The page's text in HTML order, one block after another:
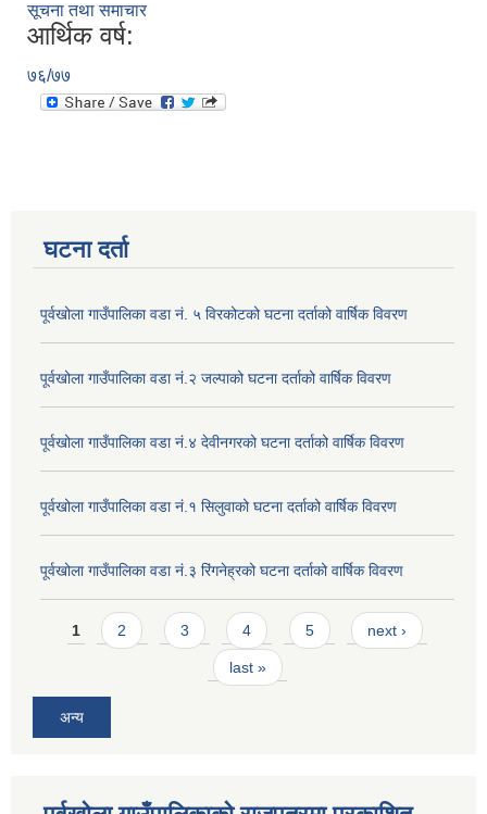
सूचना तथा समाचार
आर्थिक वर्ष:
७६/७७
घटना दर्ता
पूर्वखोला गाउँपालिका वडा नं. ५ विरकोटको घटना दर्ताको वार्षिक विवरण
पूर्वखोला गाउँपालिका वडा नं.२ जल्पाको घटना दर्ताको वार्षिक विवरण
पूर्वखोला गाउँपालिका वडा नं.४ देवीनगरको घटना दर्ताको वार्षिक विवरण
पूर्वखोला गाउँपालिका वडा नं.१ सिलुवाको घटना दर्ताको वार्षिक विवरण
पूर्वखोला गाउँपालिका वडा नं.३ रिंगनेह्रको घटना दर्ताको वार्षिक विवरण
Pages
1 2 3 4 5 next ›
last »
अन्य